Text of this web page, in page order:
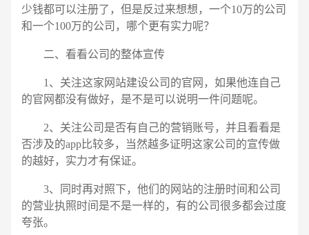
少钱都可以注册了，但是反过来想想，一个10万的公司
和一个100万的公司，哪个更有实力呢？
二、看看公司的整体宣传
1、关注这家网站建设公司的官网，如果他连自己
的官网都没有做好，是不是可以说明一件问题呢。
2、关注公司是否有自己的营销账号，并且看看是
否涉及的app比较多，当然越多证明这家公司的宣传做
的越好，实力才有保证。
3、同时再对照下，他们的网站的注册时间和公司
的营业执照时间是不是一样的，有的公司很多都会过度
夸张。